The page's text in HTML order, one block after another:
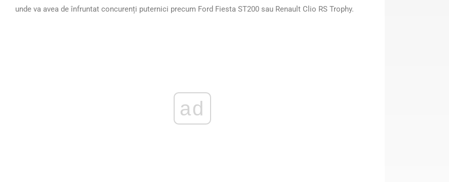
unde va avea de înfruntat concurenți puternici precum Ford Fiesta ST200 sau Renault Clio RS Trophy.
ad